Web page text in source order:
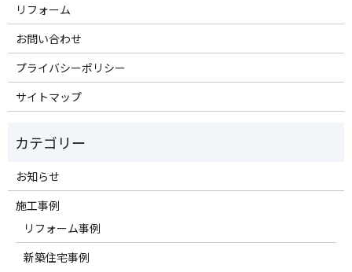
リフォーム
お問い合わせ
プライバシーポリシー
サイトマップ
お知らせ
施工事例
リフォーム事例
新築住宅事例